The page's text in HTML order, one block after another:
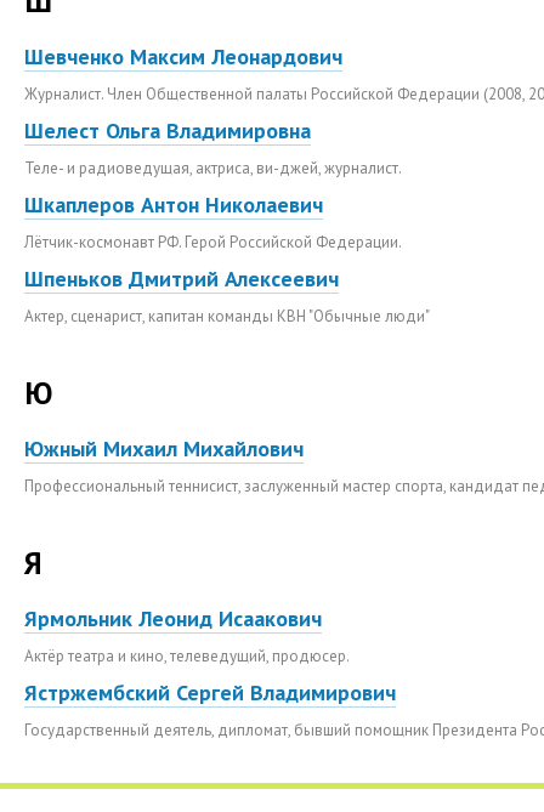
Шевченко Максим Леонардович
Журналист. Член Общественной палаты Российской Федерации (2008,
Шелест Ольга Владимировна
Теле- и радиоведущая, актриса, ви-джей, журналист.
Шкаплеров Антон Николаевич
Лётчик-космонавт РФ. Герой Российской Федерации.
Шпеньков Дмитрий Алексеевич
Актер, сценарист, капитан команды КВН "Обычные люди"
Ю
Южный Михаил Михайлович
Профессиональный теннисист, заслуженный мастер спорта, кандидат
Я
Ярмольник Леонид Исаакович
Актёр театра и кино, телеведущий, продюсер.
Ястржембский Сергей Владимирович
Государственный деятель, дипломат, бывший помощник Президента